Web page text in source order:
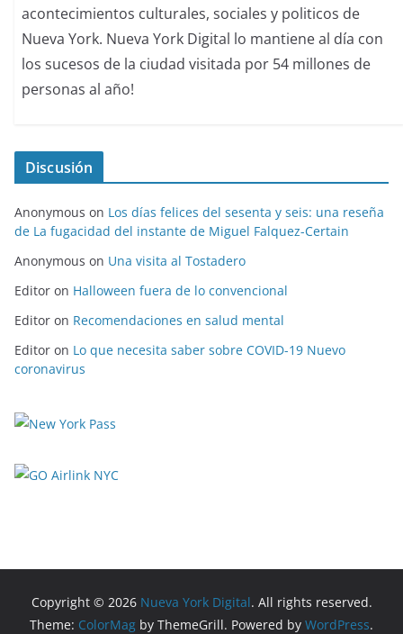
acontecimientos culturales, sociales y politicos de
Nueva York. Nueva York Digital lo mantiene al día con
los sucesos de la ciudad visitada por 54 millones de
personas al año!
Discusión
Anonymous on Los días felices del sesenta y seis: una reseña
de La fugacidad del instante de Miguel Falquez-Certain
Anonymous on Una visita al Tostadero
Editor on Halloween fuera de lo convencional
Editor on Recomendaciones en salud mental
Editor on Lo que necesita saber sobre COVID-19 Nuevo
coronavirus
Copyright © 2026 Nueva York Digital. All rights reserved.
Theme: ColorMag by ThemeGrill. Powered by WordPress.